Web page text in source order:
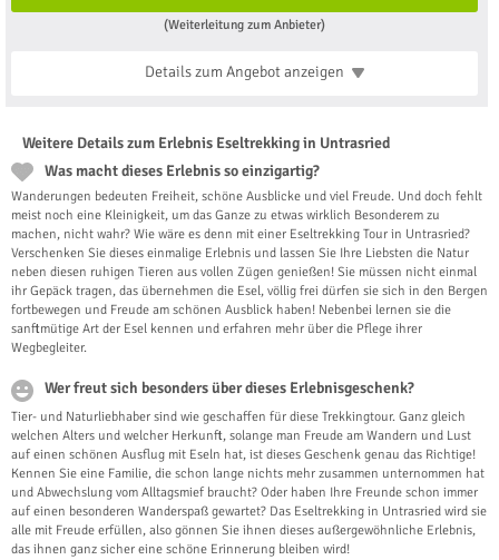
(Weiterleitung zum Anbieter)
Details zum Angebotanzeigen
Weitere Details zum Erlebnis Eseltrekking in Untrasried
Was macht dieses Erlebnis so einzigartig?
Wanderungen bedeuten Freiheit, schöne Ausblicke und viel Freude. Und doch fehlt
meist noch eine Kleinigkeit, um das Ganze zu etwas wirklich Besonderem zu
machen, nicht wahr? Wie wäre es denn mit einer Eseltrekking Tour in Untrasried?
Verschenken Sie dieses einmalige Erlebnis und lassen Sie Ihre Liebsten die Natur
neben diesen ruhigen Tieren aus vollen Zügen genießen! Sie müssen nicht einmal
ihr Gepäck tragen, das übernehmen die Esel, völlig frei dürfen sie sich in den Bergen
fortbewegen und Freude am schönen Ausblick haben! Nebenbei lernen sie die
sanftmütige Art der Esel kennen und erfahren mehr über die Pflege ihrer
Wegbegleiter.
Wer freut sich besonders über dieses Erlebnisgeschenk?
Tier- und Naturliebhaber sind wie geschaffen für diese Trekkingtour. Ganz gleich
welchen Alters und welcher Herkunft, solange man Freude am Wandern und Lust
auf einen schönen Ausflug mit Eseln hat, ist dieses Geschenk genau das Richtige!
Kennen Sie eine Familie, die schon lange nichts mehr zusammen unternommen hat
und Abwechslung vom Alltagsmief braucht? Oder haben Ihre Freunde schon immer
auf einen besonderen Wanderspaß gewartet? Das Eseltrekking in Untrasried wird sie
alle mit Freude erfüllen, also gönnen Sie ihnen dieses außergewöhnliche Erlebnis,
das ihnen ganz sicher eine schöne Erinnerung bleiben wird!